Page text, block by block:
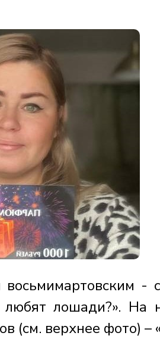
-
лошади?». На
(см. верхнее фото) –